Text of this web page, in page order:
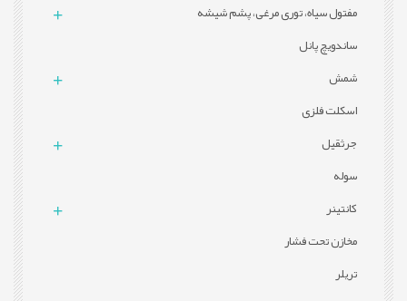
مفتول سیاه، توری مرغی، پشم شیشه
ساندویچ پانل
شمش
اسکلت فلزی
جرثقیل
سوله
کانتینر
مخازن تحت فشار
تریلر